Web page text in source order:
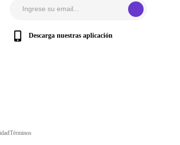
Descarga nuestras aplicación
Términos